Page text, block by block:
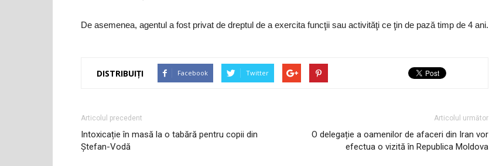
De asemenea, agentul a fost privat de dreptul de a exercita funcţii sau activităţi ce ţin de pază timp de 4 ani.
DISTRIBUIȚI Facebook Twitter
Articolul precedent
Intoxicație în masă la o tabără pentru copii din
Ștefan-Vodă
Articolul următor
O delegație a oamenilor de afaceri din Iran vor
efectua o vizită în Republica Moldova